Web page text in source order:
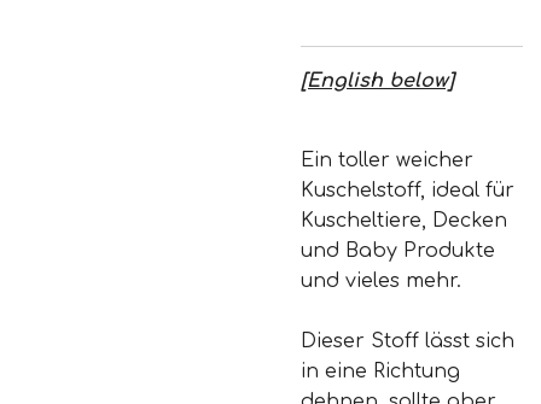
[English below]
Ein toller weicher
Kuschelstoff, ideal für
Kuscheltiere, Decken
und Baby Produkte
und vieles mehr.
Dieser Stoff lässt sich
in eine Richtung